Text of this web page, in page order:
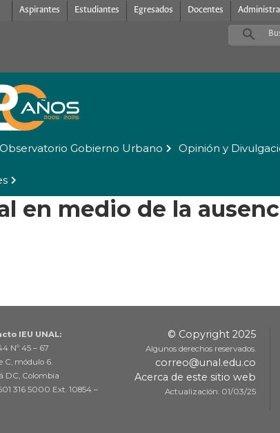
Aspirantes Estudiantes Egresados Docentes
Observatorio Gobierno Urbano Opinión y
en medio de la
IEU UNAL:
Nº 45 – 67
C, módulo 6.
DC, Colombia
316 5000 Ext. 10854 –
© Copyright 2025
Algunos derechos reservados.
correo@unal.edu.co
Acerca de este sitio web
Actualización: 01/03/25